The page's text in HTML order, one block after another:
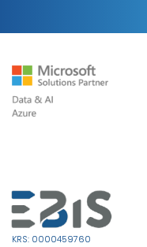
KRS: 0000459760